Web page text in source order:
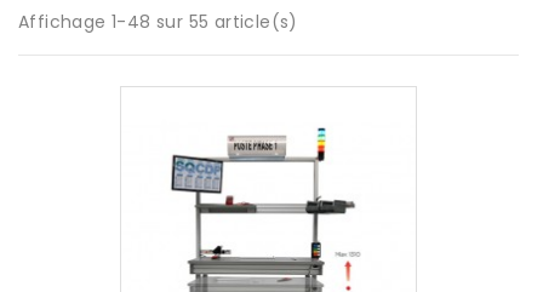
Affichage 1-48 sur 55 article(s)